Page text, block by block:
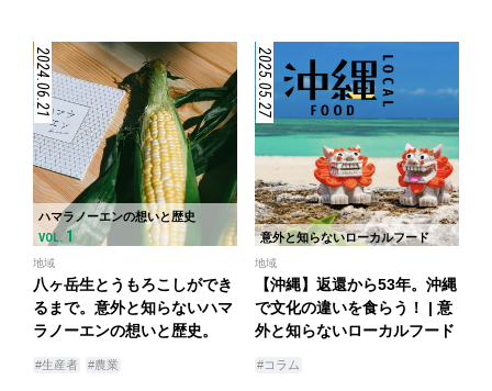
2024.06.21
ハマラノーエンの想いと歴史
VOL. 1
地域
八ヶ岳生とうもろこしができ
るまで。意外と知らないハマ
ラノーエンの想いと歴史。
#生産者 #農業
2025.05.27
意外と知らないローカルフード
地域
【沖縄】返還から53年。沖縄
で文化の違いを食らう！ | 意
外と知らないローカルフード
#コラム